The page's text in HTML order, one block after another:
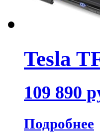
Tesla
109 890
Подробнее